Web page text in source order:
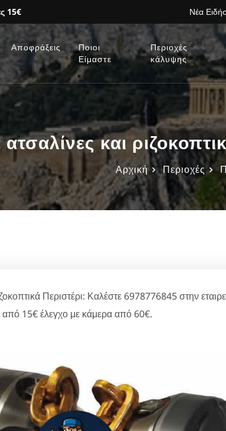
15€ Νέα
Αποφράξεις
Ποιοι
Είμαστε
Περιοχές
κάλυψης
και
Αρχική Περιοχές
Περιστέρι: Καλέστε 6978776845 στην
15€ έλεγχο με κάμερα από 60€.